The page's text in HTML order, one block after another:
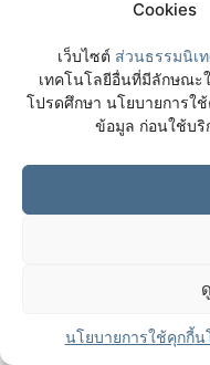
Cookies
เว็บไซต์ ส่วนธรรมนิเ
เทคโนโลยีอื่นที่มีลักษณะ
โปรดศึกษา นโยบายการใ
ข้อมูล ก่อนใช้บริ
นโยบายการใช้คุกกี้น